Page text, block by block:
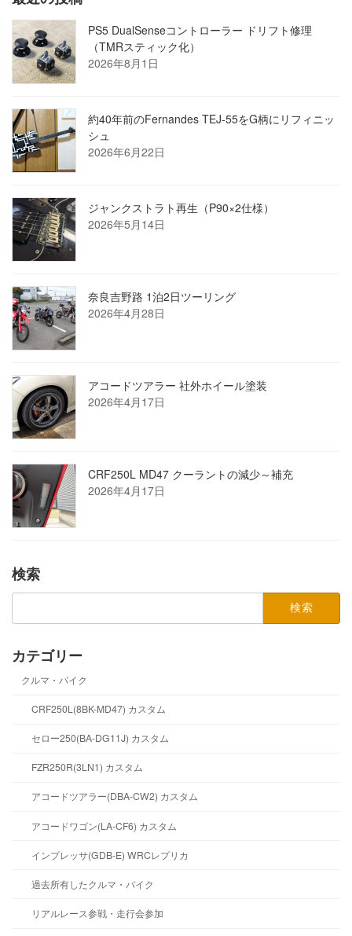
PS5 DualSenseコントローラー ドリフト修理
（TMRスティック化）
2026年8月1日
約40年前のFernandes TEJ-55をG柄にリフィニッ
シュ
2026年6月22日
ジャンクストラト再生（P90×2仕様）
2026年5月14日
奈良吉野路 1泊2日ツーリング
2026年4月28日
アコードツアラー 社外ホイール塗装
2026年4月17日
CRF250L MD47 クーラントの減少～補充
2026年4月17日
検索
カテゴリー
クルマ・バイク
CRF250L(8BK-MD47) カスタム
セロー250(BA-DG11J) カスタム
FZR250R(3LN1) カスタム
アコードツアラー(DBA-CW2) カスタム
アコードワゴン(LA-CF6) カスタム
インプレッサ(GDB-E) WRCレプリカ
過去所有したクルマ・バイク
リアルレース参戦・走行会参加